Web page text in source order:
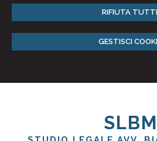
RIFIUTA TUTTI
GESTISCI
SLBM